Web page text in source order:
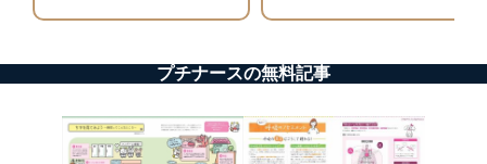
システムを最新の状態に保持しています。
により、これを最新状態としています。
情報システムの使用に伴う漏洩等の防止
メール等により個人データの含まれるファイルを
送信する場合に、当該ファイルへのパスワードを
プチナースの無料記事